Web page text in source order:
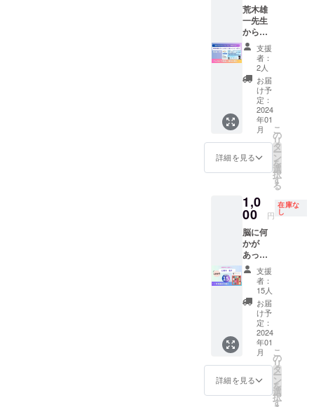
す。 障
害特性
によ
り、突
然の質
問に十
分お答
えでき
ないこ
とがあ
ります
ので、
質問が
は、お
申込み
でいた
だける
と幸い
です。
もちろ
ん、当
日の質
問大歓
迎の方
もいま
すの
で、話
を聞い
ている
かんだ
方は、
後、
オース
トラリ
アの
ワーキ
ングホ
リデー
を経
て、ド
ラッグ
ストア
や調剤
勤務。
2006年
3月より
局の取
締役と
して働
きなが
ら、
2016年
4月 大
阪大学
大学院
薬学研
究科博
士課程
入学
2018年
3月 カ
（薬
局・薬
てみま
しょ
う。 ※
このセ
ミナー
はアー
カイブ
配信有
となっ
ており
ます。
松本
朋子先
生 プ
卒業
後、
トラリ
アの
ワーキ
ングホ
リデー
を経
て、ド
ラッグ
ストア
や調剤
薬局に
勤務。
3月より
調剤薬
「どう
やった
らもっ
と効率
的に介
助する
ことが
できる
のか」
など、
歩くこ
とでの
困りご
とを解
「歩く
ことの
仕組
み」を
知る必
要があ
りま
す。 動
きのプ
ロであ
る理学
療法士
が、上
半身と
下半身
の役割
や、安
荒木雄
一先生
から学
ぶ
「装具
が効果
を与え
る動き
と機能
―装具
の種類
と目
的、障
害に合
わせた
装具の
―」 荒
木雄一
先生に
よるオ
ンライ
ン講習
会の
アーカ
イブ動
画で
す。 脳
卒中に
より機
能を
失った
方は、
装具を
支援
者：
2人
お届
け予
定：
2024
年01
月
詳細を見る
こ
の
リ
タ
ー
ン
を
選
択
す
る
1,0
00 円
在庫な
し
脳に何
かが
あった
とき
2024年
12月号
（冊子
を郵
送） 限
定15
1,000円
当事者
インタ
ビュー
冊子
「脳に
支援
者：
15人
お届
け予
定：
2024
年01
月
詳細を見る
こ
の
リ
タ
ー
ン
を
選
択
す